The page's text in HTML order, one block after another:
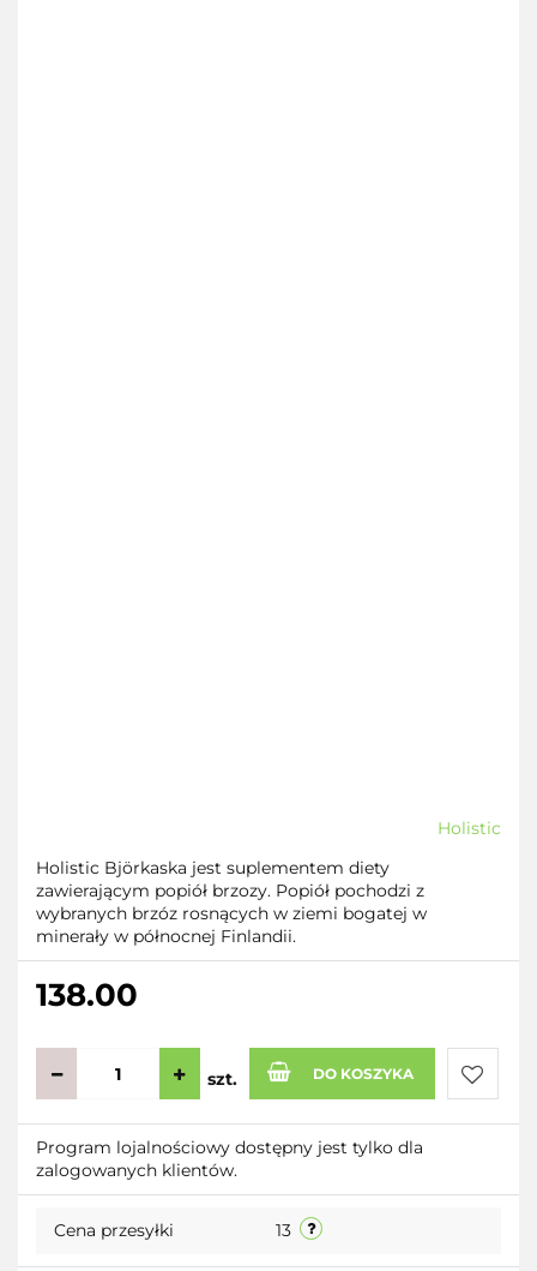
Holistic
Holistic Björkaska jest suplementem diety
zawierającym popiół brzozy. Popiół pochodzi z
wybranych brzóz rosnących w ziemi bogatej w
minerały w północnej Finlandii.
138.00
szt. DO KOSZYKA
Do
Program lojalnościowy dostępny jest tylko dla
zalogowanych klientów.
Cena przesyłki 13